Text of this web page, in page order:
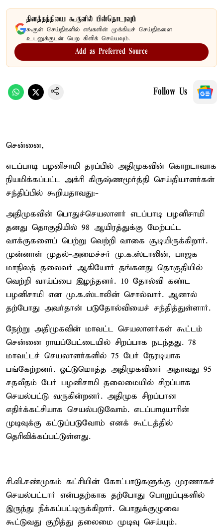
தினத்தந்தியை கூகுளில் பின்தொடரவும்
கூகுள் செய்திகளில் எங்களின் முக்கியச் செய்திகளை
உடனுக்குடன் பெற கிளிக் செய்யவும்.
Add as Preferred Source
Follow Us
சென்னை,
எடப்பாடி பழனிசாமி தரப்பில் அதிமுகவின் கொறடாவாக
நியமிக்கப்பட்ட அக்ரி கிருஷ்ணமூர்த்தி செய்தியாளர்கள்
சந்திப்பில் கூறியதாவது:-
அதிமுகவின் பொதுச்செயலாளர் எடப்பாடி பழனிசாமி
தனது தொகுதியில் 98 ஆயிரத்துக்கு மேற்பட்ட
வாக்குகளைப் பெற்று வெற்றி வாகை சூடியிருக்கிறார்.
முன்னாள் முதல்-அமைச்சர் மு.க.ஸ்டாலின், பாஜக
மாநிலத் தலைவர் ஆகியோர் தங்களது தொகுதியில்
வெற்றி வாய்ப்பை இழந்தனர். 10 தோல்வி கண்ட
பழனிசாமி என மு.க.ஸ்டாலின் சொல்வார். ஆனால்
தற்போது அவர்தான் படுதோல்வியைச் சந்தித்துள்ளார்.
நேற்று அதிமுகவின் மாவட்ட செயலாளர்கள் கூட்டம்
சென்னை ராயப்பேட்டையில் சிறப்பாக நடந்தது. 78
மாவட்டச் செயலாளர்களில் 75 பேர் நேரடியாக
பங்கேற்றனர். ஓட்டுமொத்த அதிமுகவினர் அதாவது 95
சதவீதம் பேர் பழனிசாமி தலைமையில் சிறப்பாக
செயல்பட்டு வருகின்றனர். அதிமுக சிறப்பான
எதிர்க்கட்சியாக செயல்படுவோம். எடப்பாடியாரின்
முடிவுக்கு கட்டுப்படுவோம் எனக் கூட்டத்தில்
தெரிவிக்கப்பட்டுள்ளது.
சி.வி.சண்முகம் கட்சியின் கோட்பாடுகளுக்கு முரணாகச்
செயல்பட்டார் என்பதற்காக தற்போது பொறுப்புகளில்
இருந்து நீக்கப்பட்டிருக்கிறார். பொதுக்குழுவை
கூட்டுவது குறித்து தலைமை முடிவு செய்யும்.